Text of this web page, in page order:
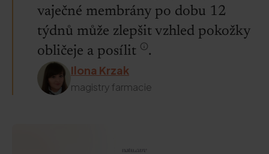
vaječné membrány po dobu 12
týdnů může zlepšit vzhled pokožky
obličeje a posílit
.
Ilona Krzak
magistry farmacie